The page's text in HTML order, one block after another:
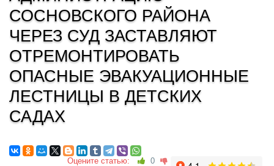
СОСНОВСКОГО РАЙОНА
ЧЕРЕЗ СУД ЗАСТАВЛЯЮТ
ОТРЕМОНТИРОВАТЬ
ОПАСНЫЕ ЭВАКУАЦИОННЫЕ
ЛЕСТНИЦЫ В ДЕТСКИХ
САДАХ
Оцените статью: 0